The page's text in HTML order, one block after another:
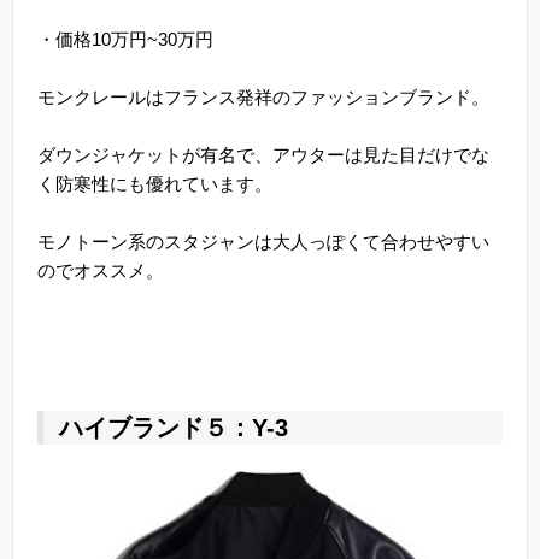
・価格10万円~30万円
モンクレールはフランス発祥のファッションブランド。
ダウンジャケットが有名で、アウターは見た目だけでな
く防寒性にも優れています。
モノトーン系のスタジャンは大人っぽくて合わせやすい
のでオススメ。
ハイブランド５：Y-3